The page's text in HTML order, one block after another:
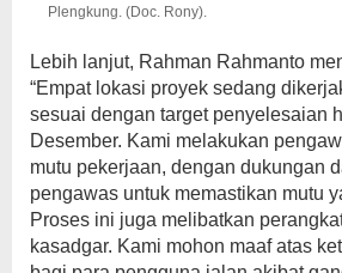
Plengkung. (Doc. Rony).
Lebih lanjut, Rahman Rahmanto
“Empat lokasi proyek sedang
sesuai dengan target penyelesaian
Desember. Kami melakukan
mutu pekerjaan, dengan dukungan
pengawas untuk memastikan mutu
Proses ini juga melibatkan
kasadgar. Kami mohon maaf atas